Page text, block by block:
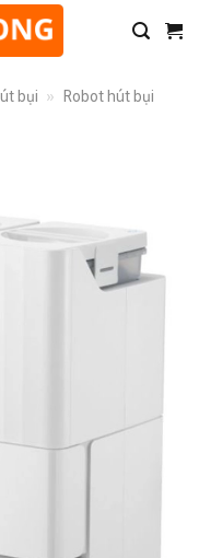
bụi »
Robot hút bụi